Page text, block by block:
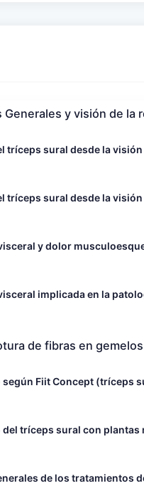
y visión de
tríceps sural desde la
tríceps sural desde la
y dolor
implicada en la
de fibras en
según Fiit Concept (tríceps
del tríceps sural con plantas
de los tratamientos